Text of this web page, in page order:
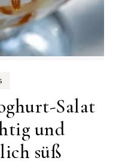
Salat
und
süß